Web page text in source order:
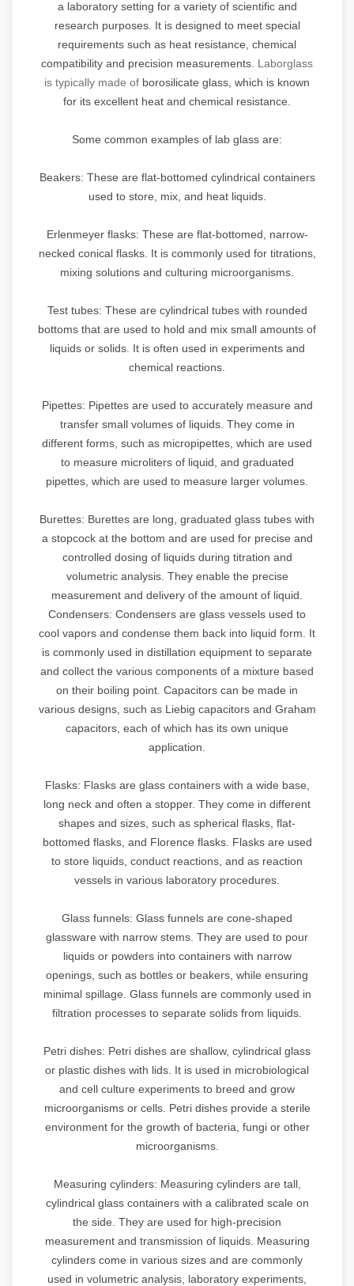
a laboratory setting for a variety of scientific and
research purposes. It is designed to meet special
requirements such as heat resistance, chemical
compatibility and precision measurements. Laborglass
is typically made of borosilicate glass, which is known
for its excellent heat and chemical resistance.
Some common examples of lab glass are:
Beakers: These are flat-bottomed cylindrical containers
used to store, mix, and heat liquids.
Erlenmeyer flasks: These are flat-bottomed, narrow-
necked conical flasks. It is commonly used for titrations,
mixing solutions and culturing microorganisms.
Test tubes: These are cylindrical tubes with rounded
bottoms that are used to hold and mix small amounts of
liquids or solids. It is often used in experiments and
chemical reactions.
Pipettes: Pipettes are used to accurately measure and
transfer small volumes of liquids. They come in
different forms, such as micropipettes, which are used
to measure microliters of liquid, and graduated
pipettes, which are used to measure larger volumes.
Burettes: Burettes are long, graduated glass tubes with
a stopcock at the bottom and are used for precise and
controlled dosing of liquids during titration and
volumetric analysis. They enable the precise
measurement and delivery of the amount of liquid.
Condensers: Condensers are glass vessels used to
cool vapors and condense them back into liquid form. It
is commonly used in distillation equipment to separate
and collect the various components of a mixture based
on their boiling point. Capacitors can be made in
various designs, such as Liebig capacitors and Graham
capacitors, each of which has its own unique
application.
Flasks: Flasks are glass containers with a wide base,
long neck and often a stopper. They come in different
shapes and sizes, such as spherical flasks, flat-
bottomed flasks, and Florence flasks. Flasks are used
to store liquids, conduct reactions, and as reaction
vessels in various laboratory procedures.
Glass funnels: Glass funnels are cone-shaped
glassware with narrow stems. They are used to pour
liquids or powders into containers with narrow
openings, such as bottles or beakers, while ensuring
minimal spillage. Glass funnels are commonly used in
filtration processes to separate solids from liquids.
Petri dishes: Petri dishes are shallow, cylindrical glass
or plastic dishes with lids. It is used in microbiological
and cell culture experiments to breed and grow
microorganisms or cells. Petri dishes provide a sterile
environment for the growth of bacteria, fungi or other
microorganisms.
Measuring cylinders: Measuring cylinders are tall,
cylindrical glass containers with a calibrated scale on
the side. They are used for high-precision
measurement and transmission of liquids. Measuring
cylinders come in various sizes and are commonly
used in volumetric analysis, laboratory experiments,